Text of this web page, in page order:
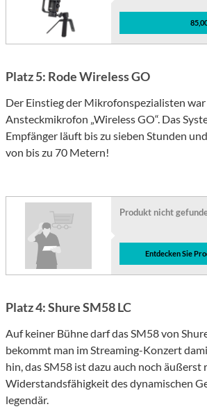
Platz 5: Rode Wireless GO
Der Einstieg der Mikrofonspezialisten war
Ansteckmikrofon „Wireless GO“. Das
Empfänger läuft bis zu sieben Stunden
von bis zu 70 Metern!
Produkt nicht
Entdecken Sie
Platz 4: Shure SM58 LC
Auf keiner Bühne darf das SM58 von
bekommt man im Streaming-Konzert
hin, das SM58 ist dazu auch noch äußerst
Widerstandsfähigkeit des dynamischen
legendär.